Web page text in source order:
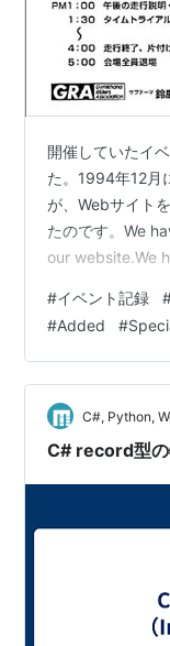
開催していたイ
た。1994年12月
が、Webサイト
たのです。We
our website.We
from the records
12月4日開催 特
#イベント記録
#Added #
C#, Python,
C# record型の